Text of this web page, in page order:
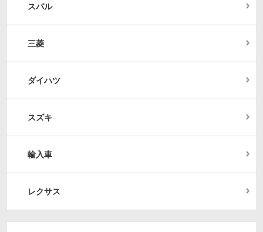
スバル
三菱
ダイハツ
スズキ
輸入車
レクサス